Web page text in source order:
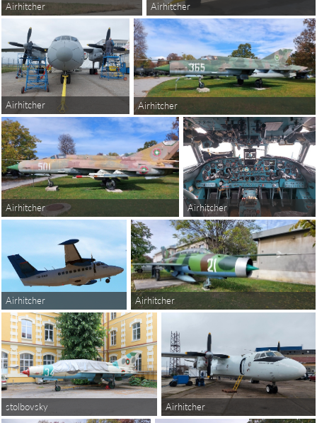
Airhitcher Airhitcher
Airhitcher Airhitcher
Airhitcher Airhitcher
Airhitcher Airhitcher
stolbovsky Airhitcher